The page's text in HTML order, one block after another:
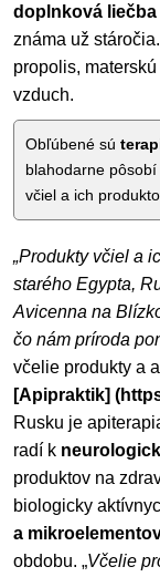
doplnková liečba
známa už stáročia.
propolis,
vzduch.
Obľúbené sú
blahodarne
včiel a ich
„Produkty včiel a
starého Egypta,
Avicenna na
čo nám príroda
včelie produkty a
[Apipraktik]
Rusku je
radí k
produktov na
biologicky
a
obdobu. „Včelie